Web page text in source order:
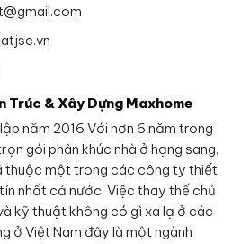
Trúc & Xây Dựng Maxhome
năm 2016 Với hơn 6 năm trong
gói phân khúc nhà ở hạng sang,
thuộc một trong các công ty thiết
nhất cả nước. Việc thay thế chủ
kỹ thuật không có gì xa lạ ở các
ở Việt Nam đây là một ngành